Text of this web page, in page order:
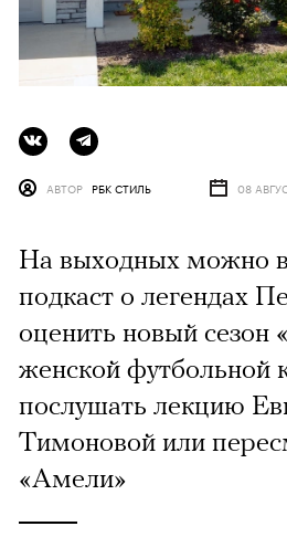
АВТОР РБК СТИЛЬ 08
На выходных можно
подкаст о легендах
оценить новый сезон
женской футбольной
послушать лекцию
Тимоновой или
«Амели»